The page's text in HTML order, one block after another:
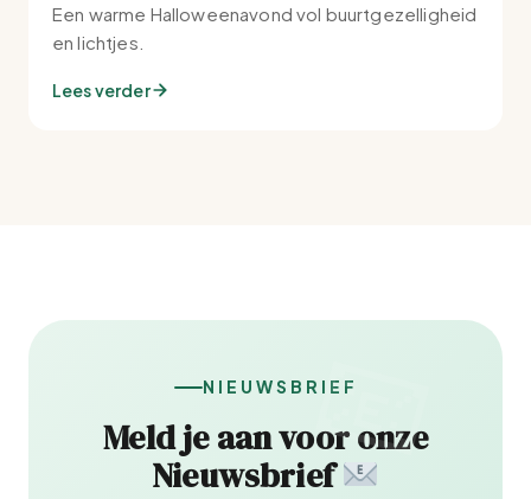
Een warme Halloweenavond vol buurtgezelligheid
en lichtjes.
Lees verder
NIEUWSBRIEF
Meld je aan voor onze
Nieuwsbrief